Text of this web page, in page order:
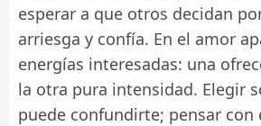
esperar a que otros decidan
arriesga y confía. En el amor
energías interesadas: una
la otra pura intensidad. Elegir
puede confundirte; pensar con